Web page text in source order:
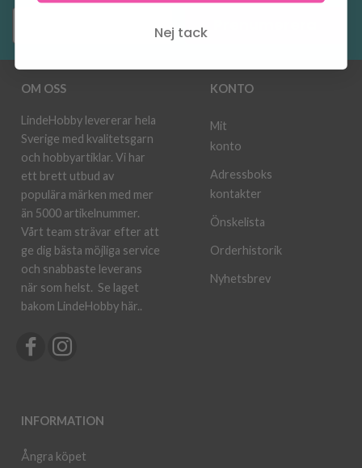
OM OSS
LindeHobby levererar hela
Sverige med kvalitetsgarn
och hobbyartiklar. Vi har
ett brett utbud av
populära märken med mer
än 5000 artikelnummer.
Vårt team strävar efter att
ge dig bästa möjliga service
och snabbaste leverans
när som helst. Se laget
bakom LindeHobby här..
INFORMATION
Ångra köpet
KONTO
Mit
konto
Adressboks
kontakter
Önskelista
Orderhistorik
Nyhetsbrev
Nej tack